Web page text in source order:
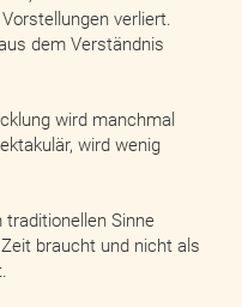
verliert.
dem Verständnis
wird manchmal
wird wenig
Sinne
braucht und nicht als